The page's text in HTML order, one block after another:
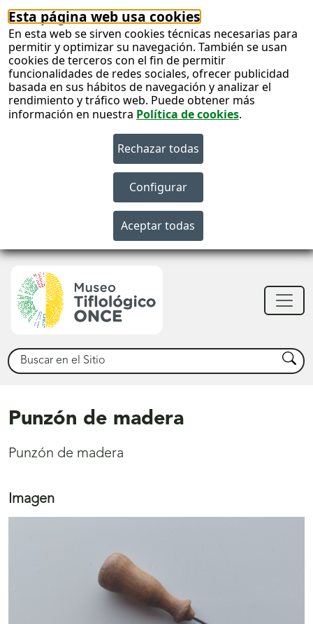
Esta página web usa cookies
En esta web se sirven cookies técnicas necesarias para
permitir y optimizar su navegación. También se usan
cookies de terceros con el fin de permitir
funcionalidades de redes sociales, ofrecer publicidad
basada en sus hábitos de navegación y analizar el
rendimiento y tráfico web. Puede obtener más
información en nuestra Política de cookies.
Buscar Buscar
Punzón de madera
Punzón de madera
Imagen